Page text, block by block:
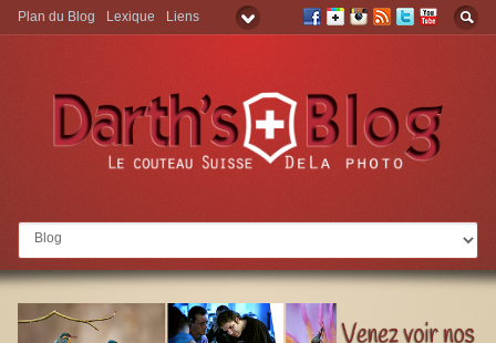
Aller à:
Plan du Blog Lexique Liens